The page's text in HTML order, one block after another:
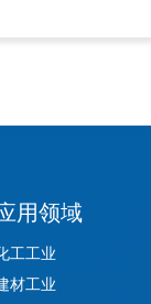
用领域
工工业
材工业